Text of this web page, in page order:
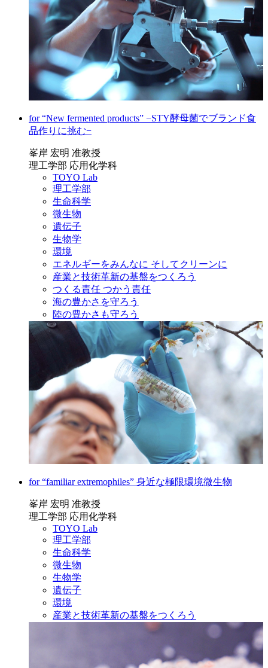
for “New fermented products” −STY酵母菌でブランド食
品作りに挑む−
峯岸 宏明 准教授
理工学部 応用化学科
TOYO Lab
理工学部
生命科学
微生物
遺伝子
生物学
環境
エネルギーをみんなに そしてクリーンに
産業と技術革新の基盤をつくろう
つくる責任 つかう責任
海の豊かさを守ろう
陸の豊かさも守ろう
for “familiar extremophiles” 身近な極限環境微生物
峯岸 宏明 准教授
理工学部 応用化学科
TOYO Lab
理工学部
生命科学
微生物
生物学
遺伝子
環境
産業と技術革新の基盤をつくろう